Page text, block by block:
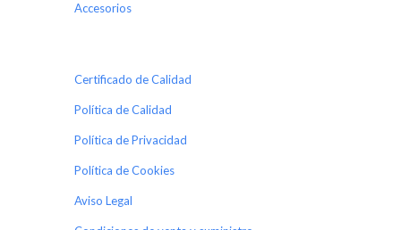
Accesorios
Certificado de Calidad
Política de Calidad
Política de Privacidad
Política de Cookies
Aviso Legal